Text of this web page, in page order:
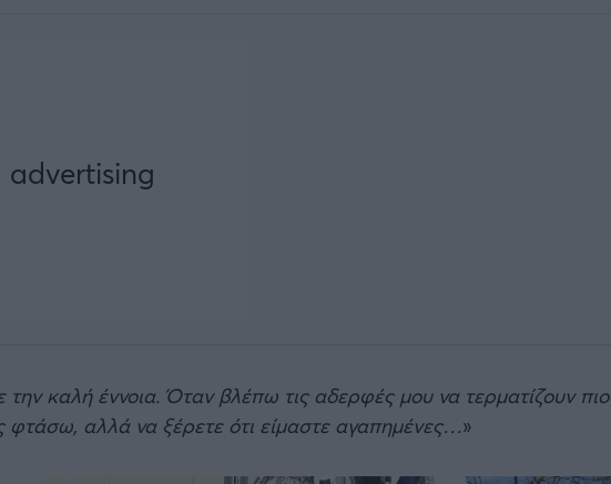
την καλή έννοια. Όταν βλέπω τις αδερφές μου να τερματίζουν πιο
αλλά να ξέρετε ότι είμαστε αγαπημένες…»